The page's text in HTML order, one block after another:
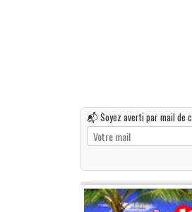
📬 Soyez averti par mail de